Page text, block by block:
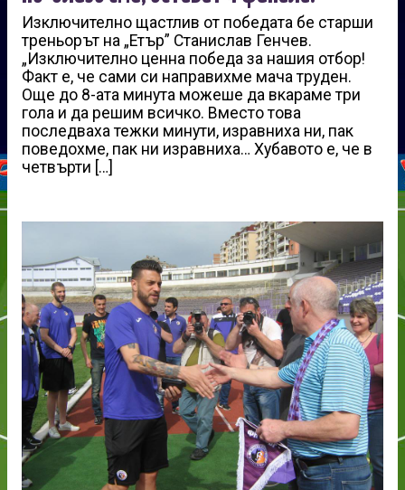
Изключително щастлив от победата бе старши
треньорът на „Етър” Станислав Генчев.
„Изключително ценна победа за нашия отбор!
Факт е, че сами си направихме мача труден.
Още до 8-ата минута можеше да вкараме три
гола и да решим всичко. Вместо това
последваха тежки минути, изравниха ни, пак
поведохме, пак ни изравниха… Хубавото е, че в
четвърти […]